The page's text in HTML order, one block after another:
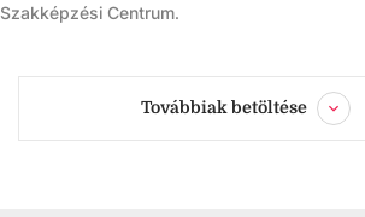
Szakképzési Centrum.
Továbbiak betöltése